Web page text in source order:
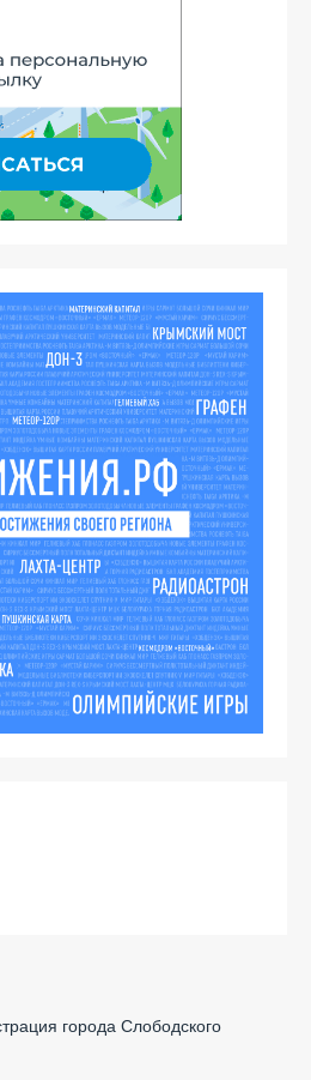
города Слободского